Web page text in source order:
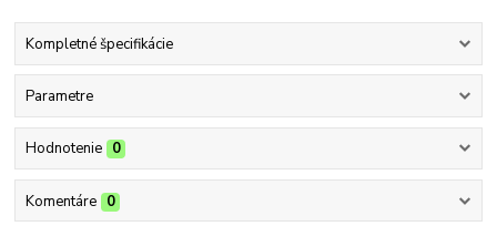
Kompletné špecifikácie
Parametre
Hodnotenie 0
Komentáre 0